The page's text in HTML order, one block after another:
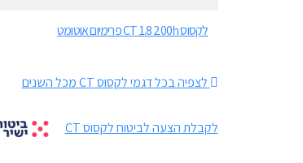
לקסוס CT 1.8 200h פרימיום אוטומט
לצפיה בכל דגמי לקסוס CT מכל השנים
לקבלת הצעה לביטוח לקסוס CT